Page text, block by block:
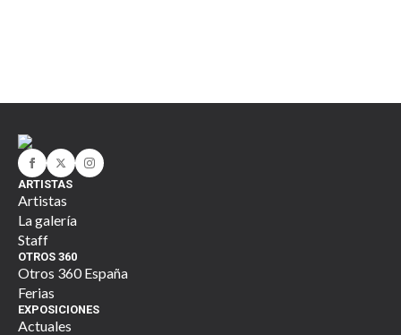
ARTISTAS
Artistas
La galería
Staff
OTROS 360
Otros 360 España
Ferias
EXPOSICIONES
Actuales